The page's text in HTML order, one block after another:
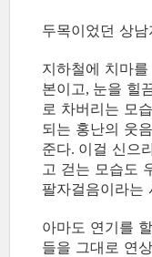
두목이었던 상
지하철에 치마
본이고, 눈을 힐
로 차버리는 모
되는 홍난의 웃
준다. 이걸 신으
고 걷는 모습도
팔자걸음이라는
아마도 연기를
들을 그대로 연